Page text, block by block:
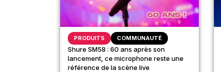
PRODUITS COMMUNAUTÉ
Shure SM58 : 60 ans après son
lancement, ce microphone reste une
référence de la scène live